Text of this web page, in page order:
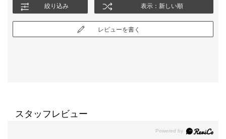
絞り込み 表示：新しい順
レビューを書く
スタッフレビュー